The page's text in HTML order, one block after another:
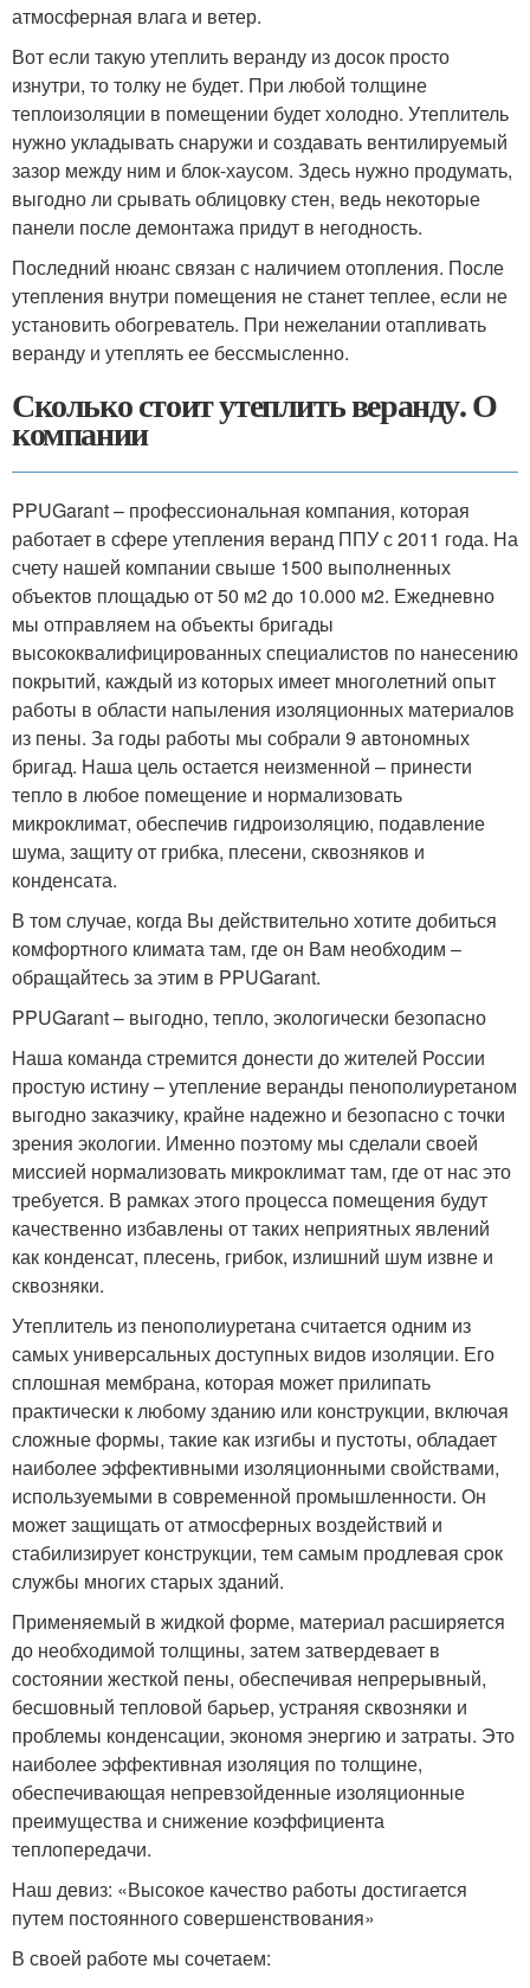
атмосферная влага и ветер.
Вот если такую утеплить веранду из досок просто
изнутри, то толку не будет. При любой толщине
теплоизоляции в помещении будет холодно. Утеплитель
нужно укладывать снаружи и создавать вентилируемый
зазор между ним и блок-хаусом. Здесь нужно продумать,
выгодно ли срывать облицовку стен, ведь некоторые
панели после демонтажа придут в негодность.
Последний нюанс связан с наличием отопления. После
утепления внутри помещения не станет теплее, если не
установить обогреватель. При нежелании отапливать
веранду и утеплять ее бессмысленно.
Сколько стоит утеплить веранду. О
компании
PPUGarant – профессиональная компания, которая
работает в сфере утепления веранд ППУ с 2011 года. На
счету нашей компании свыше 1500 выполненных
объектов площадью от 50 м2 до 10.000 м2. Ежедневно
мы отправляем на объекты бригады
высококвалифицированных специалистов по нанесению
покрытий, каждый из которых имеет многолетний опыт
работы в области напыления изоляционных материалов
из пены. За годы работы мы собрали 9 автономных
бригад. Наша цель остается неизменной – принести
тепло в любое помещение и нормализовать
микроклимат, обеспечив гидроизоляцию, подавление
шума, защиту от грибка, плесени, сквозняков и
конденсата.
В том случае, когда Вы действительно хотите добиться
комфортного климата там, где он Вам необходим –
обращайтесь за этим в PPUGarant.
PPUGarant – выгодно, тепло, экологически безопасно
Наша команда стремится донести до жителей России
простую истину – утепление веранды пенополиуретаном
выгодно заказчику, крайне надежно и безопасно с точки
зрения экологии. Именно поэтому мы сделали своей
миссией нормализовать микроклимат там, где от нас это
требуется. В рамках этого процесса помещения будут
качественно избавлены от таких неприятных явлений
как конденсат, плесень, грибок, излишний шум извне и
сквозняки.
Утеплитель из пенополиуретана считается одним из
самых универсальных доступных видов изоляции. Его
сплошная мембрана, которая может прилипать
практически к любому зданию или конструкции, включая
сложные формы, такие как изгибы и пустоты, обладает
наиболее эффективными изоляционными свойствами,
используемыми в современной промышленности. Он
может защищать от атмосферных воздействий и
стабилизирует конструкции, тем самым продлевая срок
службы многих старых зданий.
Применяемый в жидкой форме, материал расширяется
до необходимой толщины, затем затвердевает в
состоянии жесткой пены, обеспечивая непрерывный,
бесшовный тепловой барьер, устраняя сквозняки и
проблемы конденсации, экономя энергию и затраты. Это
наиболее эффективная изоляция по толщине,
обеспечивающая непревзойденные изоляционные
преимущества и снижение коэффициента
теплопередачи.
Наш девиз: «Высокое качество работы достигается
путем постоянного совершенствования»
В своей работе мы сочетаем: